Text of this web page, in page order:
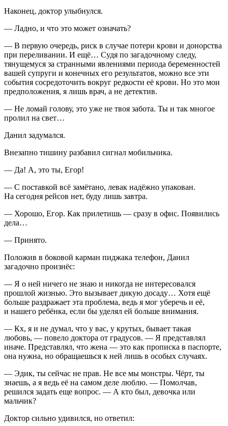
Наконец, доктор улыбнулся.
— Ладно, и что это может означать?
— В первую очередь, риск в случае потери крови и донорства
при переливании. И ещё… Судя по загадочному следу,
тянущемуся за странными явлениями периода беременностей
вашей супруги и конечных его результатов, можно все эти
события сосредоточить вокруг редкости её крови. Но это мои
предположения, я лишь врач, а не детектив.
— Не ломай голову, это уже не твоя забота. Ты и так многое
пролил на свет…
Данил задумался.
Внезапно тишину разбавил сигнал мобильника.
— Да! А, это ты, Егор!
— С поставкой всё замётано, левак надёжно упакован.
На сегодня рейсов нет, буду лишь завтра.
— Хорошо, Егор. Как прилетишь — сразу в офис. Появились
дела…
— Принято.
Положив в боковой карман пиджака телефон, Данил
загадочно произнёс:
— Я о ней ничего не знаю и никогда не интересовался
прошлой жизнью. Это вызывает дикую досаду… Хотя ещё
больше раздражает эта проблема, ведь я мог уберечь и её,
и нашего ребёнка, если бы уделял ей больше внимания.
— Кх, я и не думал, что у вас, у крутых, бывает такая
любовь, — повело доктора от градусов. — Я представлял
иначе. Представлял, что жена — это как прописка в паспорте,
она нужна, но обращаешься к ней лишь в особых случаях.
— Эдик, ты сейчас не прав. Не все мы монстры. Чёрт, ты
знаешь, а я ведь её на самом деле люблю. — Помолчав,
решился задать еще вопрос. — А кто был, девочка или
мальчик?
Доктор сильно удивился, но ответил: